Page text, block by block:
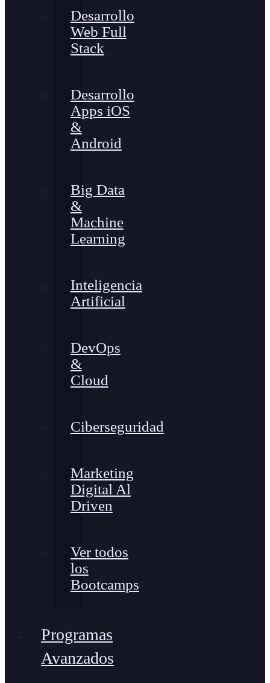
Desarrollo
Web Full
Stack
Desarrollo
Apps iOS
&
Android
Big Data
&
Machine
Learning
Inteligencia
Artificial
DevOps
&
Cloud
Ciberseguridad
Marketing
Digital Al
Driven
Ver todos
los
Bootcamps
Programas
Avanzados